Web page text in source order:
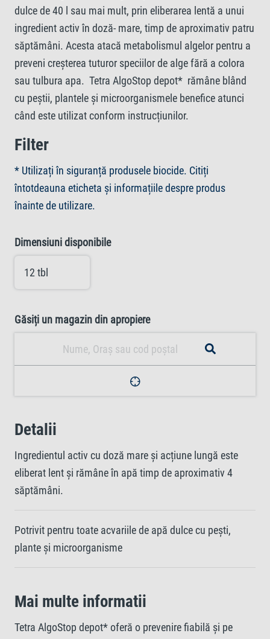
dulce de 40 l sau mai mult, prin eliberarea lentă a unui
ingredient activ în doză‑ mare, timp de aproximativ patru
săptămâni. Acesta atacă metabolismul algelor pentru a
preveni creșterea tuturor speciilor de alge fără a colora
sau tulbura apa. Tetra AlgoStop depot* rămâne blând
cu peștii, plantele și microorganismele benefice atunci
când este utilizat conform instrucțiunilor.
Filter
* Utilizați în siguranță produsele biocide. Citiți
întotdeauna eticheta și informațiile despre produs
înainte de utilizare.
Dimensiuni disponibile
12 tbl
Găsiți un magazin din apropiere
Detalii
Ingredientul activ cu doză mare și acțiune lungă este
eliberat lent și rămâne în apă timp de aproximativ 4
săptămâni.
Potrivit pentru toate acvariile de apă dulce cu pești,
plante și microorganisme
Mai multe informatii
Tetra AlgoStop depot* oferă o prevenire fiabilă și pe